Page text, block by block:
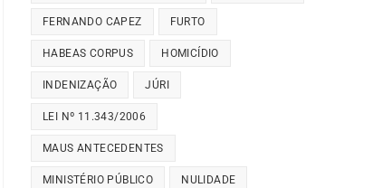
FERNANDO CAPEZ FURTO
HABEAS CORPUS HOMICÍDIO
INDENIZAÇÃO JÚRI
LEI Nº 11.343/2006
MAUS ANTECEDENTES
MINISTÉRIO PÚBLICO NULIDADE